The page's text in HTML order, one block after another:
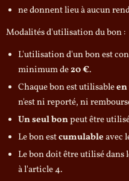
ne donnent lieu à aucun
Modalités d'utilisation du bon :
L'utilisation d'un bon est
minimum de20 €.
Chaque bon est utilisableen
n'est ni reporté, ni
Un seul bonpeut être
Le bon estcumulableavec
Le bon doit être utilisé dans
à l'article 4.